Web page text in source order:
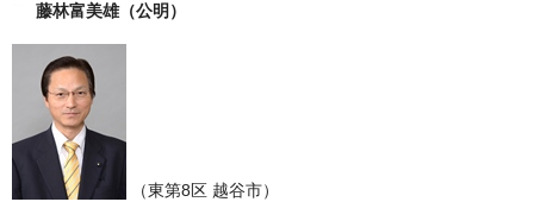
藤林富美雄（公明）
（東第8区 越谷市）